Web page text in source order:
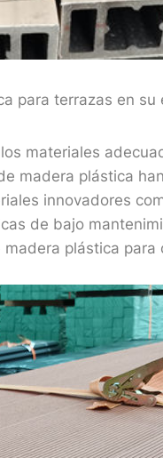
para terrazas en su
materiales
madera plástica
innovadores
de bajo
plástica